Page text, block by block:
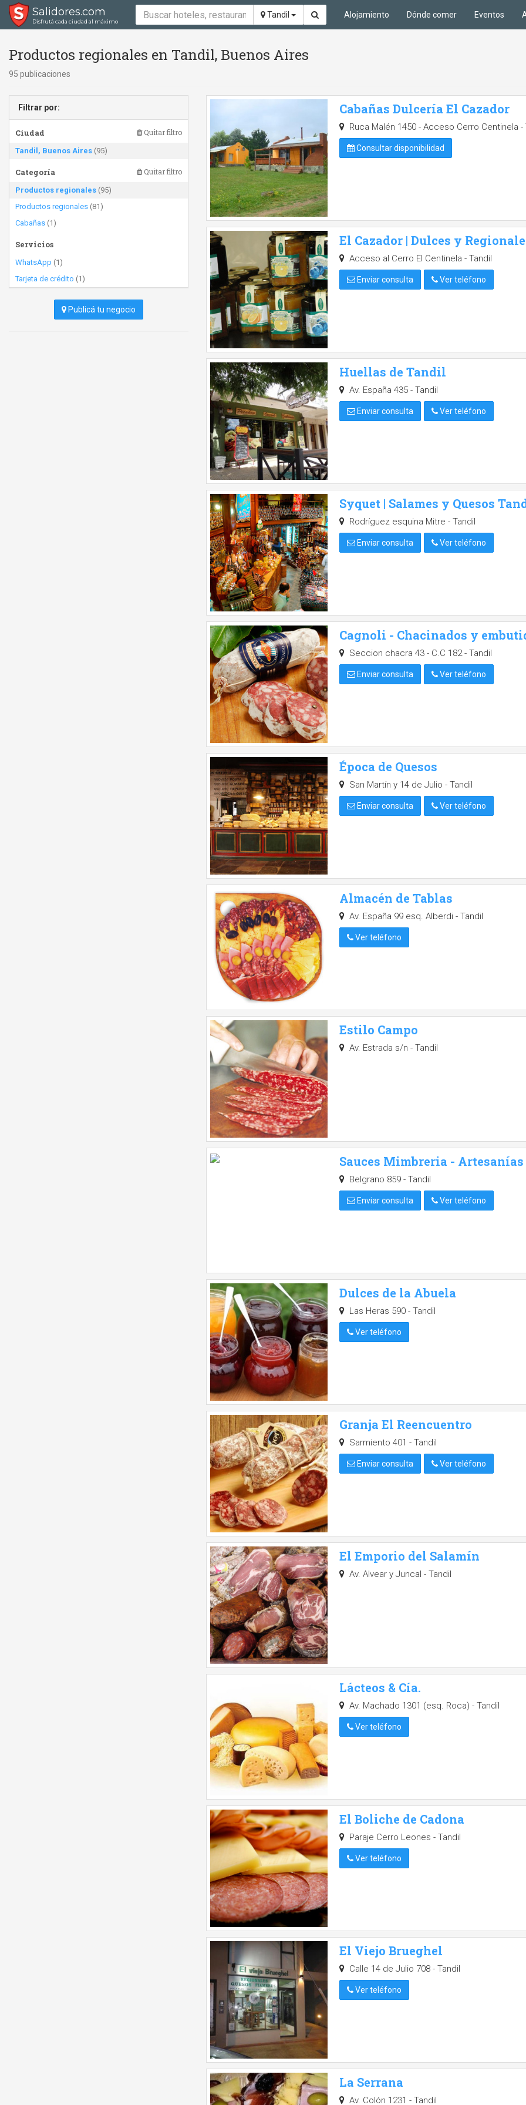
Salidores.com
Disfrutá cada ciudad al máximo
Tandil Alojamiento Dónde comer Eventos
Productos regionales en Tandil, Buenos Aires
95 publicaciones
Filtrar por:
Ciudad Quitar filtro
Tandil, Buenos Aires (95)
Categoría Quitar filtro
Productos regionales (95)
Productos regionales (81)
Cabañas (1)
Servicios
WhatsApp (1)
Tarjeta de crédito (1)
Publicá tu negocio
Cabañas Dulcería El Cazador
Ruca Malén 1450 - Acceso Cerro Centinela -
Consultar disponibilidad
El Cazador | Dulces y
Acceso al Cerro El Centinela - Tandil
Enviar consulta Ver teléfono
Huellas de Tandil
Av. España 435 - Tandil
Enviar consulta Ver teléfono
Syquet | Salames y Quesos
Rodríguez esquina Mitre - Tandil
Enviar consulta Ver teléfono
Cagnoli - Chacinados y
Seccion chacra 43 - C.C 182 - Tandil
Enviar consulta Ver teléfono
Época de Quesos
San Martín y 14 de Julio - Tandil
Enviar consulta Ver teléfono
Almacén de Tablas
Av. España 99 esq. Alberdi - Tandil
Ver teléfono
Estilo Campo
Av. Estrada s/n - Tandil
Sauces Mimbreria - Artesanías
Belgrano 859 - Tandil
Enviar consulta Ver teléfono
Dulces de la Abuela
Las Heras 590 - Tandil
Ver teléfono
Granja El Reencuentro
Sarmiento 401 - Tandil
Enviar consulta Ver teléfono
El Emporio del Salamín
Av. Alvear y Juncal - Tandil
Lácteos & Cía.
Av. Machado 1301 (esq. Roca) - Tandil
Ver teléfono
El Boliche de Cadona
Paraje Cerro Leones - Tandil
Ver teléfono
El Viejo Brueghel
Calle 14 de Julio 708 - Tandil
Ver teléfono
La Serrana
Av. Colón 1231 - Tandil